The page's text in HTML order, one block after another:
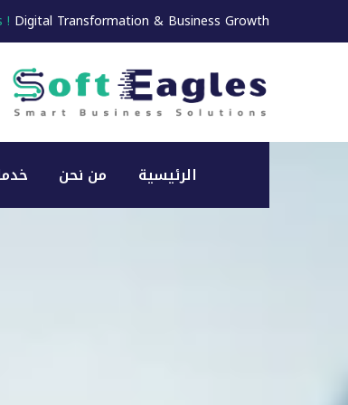
! Digital Transformation & Business Growth
الرئيسية من نحن